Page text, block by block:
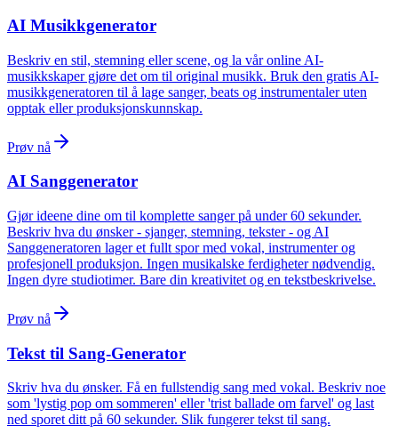
AI Musikkgenerator
Beskriv en stil, stemning eller scene, og la vår online AI-
musikkskaper gjøre det om til original musikk. Bruk den gratis AI-
musikkgeneratoren til å lage sanger, beats og instrumentaler uten
opptak eller produksjonskunnskap.
Prøv nå
AI Sanggenerator
Gjør ideene dine om til komplette sanger på under 60 sekunder.
Beskriv hva du ønsker - sjanger, stemning, tekster - og AI
Sanggeneratoren lager et fullt spor med vokal, instrumenter og
profesjonell produksjon. Ingen musikalske ferdigheter nødvendig.
Ingen dyre studiotimer. Bare din kreativitet og en tekstbeskrivelse.
Prøv nå
Tekst til Sang-Generator
Skriv hva du ønsker. Få en fullstendig sang med vokal. Beskriv noe
som 'lystig pop om sommeren' eller 'trist ballade om farvel' og last
ned sporet ditt på 60 sekunder. Slik fungerer tekst til sang.